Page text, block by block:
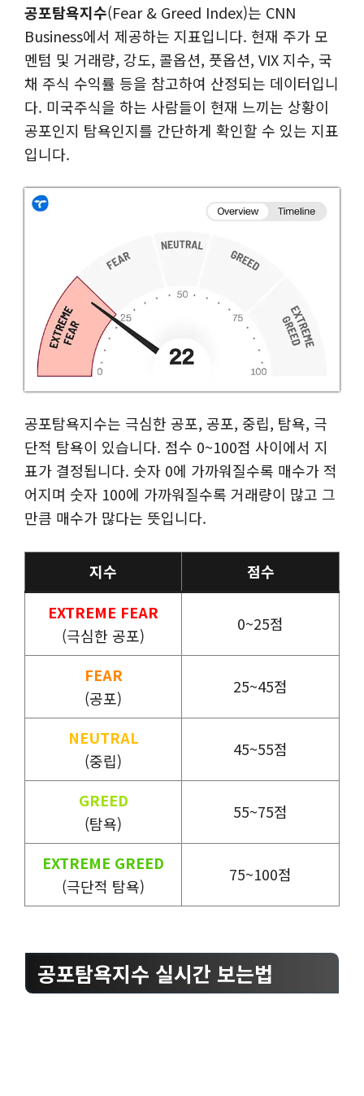
공포탐욕지수(Fear & Greed Index)는 CNN
Business에서 제공하는 지표입니다. 현재 주가 모
멘텀 및 거래량, 강도, 콜옵션, 풋옵션, VIX 지수, 국
채 주식 수익률 등을 참고하여 산정되는 데이터입니
다. 미국주식을 하는 사람들이 현재 느끼는 상황이
공포인지 탐욕인지를 간단하게 확인할 수 있는 지표
입니다.
공포탐욕지수는 극심한 공포, 공포, 중립, 탐욕, 극
단적 탐욕이 있습니다. 점수 0~100점 사이에서 지
표가 결정됩니다. 숫자 0에 가까워질수록 매수가 적
어지며 숫자 100에 가까워질수록 거래량이 많고 그
만큼 매수가 많다는 뜻입니다.
지수
점수
EXTREME FEAR
(극심한 공포)
0~25점
FEAR
(공포)
25~45점
NEUTRAL
(중립)
45~55점
GREED
(탐욕)
55~75점
EXTREME GREED
(극단적 탐욕)
75~100점
공포탐욕지수 실시간 보는법